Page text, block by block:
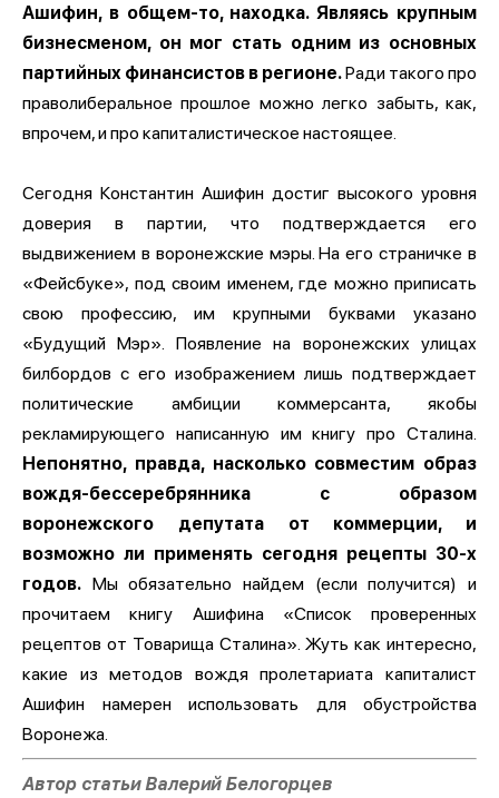
Ашифин, в общем-то, находка. Являясь крупным
бизнесменом, он мог стать одним из основных
партийных финансистов в регионе.Ради такого про
праволиберальное прошлое можно легко забыть, как,
впрочем, и про капиталистическое настоящее.
Сегодня Константин Ашифин достиг высокого уровня
доверия в партии, что подтверждается его
выдвижением в воронежские мэры. На его страничке в
«Фейсбуке», под своим именем, где можно приписать
свою профессию, им крупными буквами указано
«Будущий Мэр». Появление на воронежских улицах
билбордов с его изображением лишь подтверждает
политические амбиции коммерсанта, якобы
рекламирующего написанную им книгу про Сталина.
Непонятно, правда, насколько совместим образ
вождя-бессеребрянника с образом
воронежского депутата от коммерции, и
возможно ли применять сегодня рецепты 30-х
годов. Мы обязательно найдем (если получится) и
прочитаем книгу Ашифина «Список проверенных
рецептов от Товарища Сталина». Жуть как интересно,
какие из методов вождя пролетариата капиталист
Ашифин намерен использовать для обустройства
Воронежа.
Автор статьи Валерий Белогорцев